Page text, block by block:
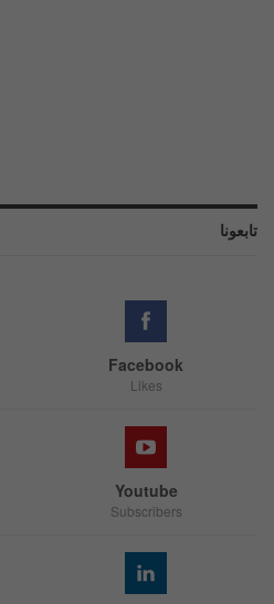
تابعونا
Facebook
Likes
Youtube
Subscribers